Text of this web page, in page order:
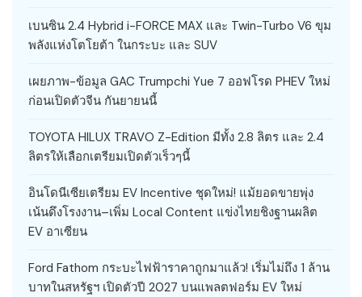
เบนซิน 2.4 Hybrid i-FORCE MAX และ Twin-Turbo V6 ขุม
พลังแห่งโตโยต้า ในกระบะ และ SUV
เผยภาพ-ข้อมูล GAC Trumpchi Yue 7 ออฟโรด PHEV ใหม่
ก่อนเปิดตัวจีน กันยายนนี้
TOYOTA HILUX TRAVO Z-Edition มีทั้ง 2.8 ลิตร และ 2.4
ลิตรให้เลือกเตรียมเปิดตัวเร็วๆนี้
อินโดนีเซียเตรียม EV Incentive ชุดใหม่! แม้ยอดขายพุ่ง
เน้นดึงโรงงาน–เพิ่ม Local Content แข่งไทยชิงฐานผลิต
EV อาเซียน
Ford Fathom กระบะไฟฟ้าราคาถูกมาแล้ว! เริ่มไม่ถึง 1 ล้าน
บาทในสหรัฐฯ เปิดตัวปี 2027 บนแพลตฟอร์ม EV ใหม่